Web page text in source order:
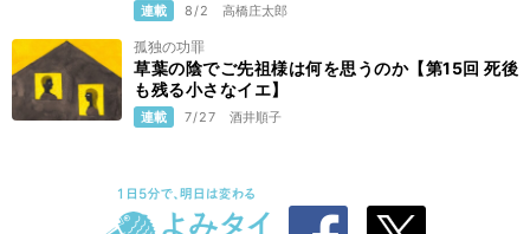
連載 8/2 高橋庄太郎
孤独の功罪
草葉の陰でご先祖様は何を思うのか【第15回 死後
も残る小さなイエ】
連載 7/27 酒井順子